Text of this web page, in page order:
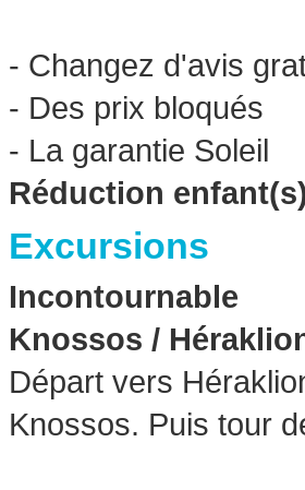
- Changez d'avis
- Des prix bloqués
- La garantie Soleil
Réduction
Excursions
Incontournable
Knossos /
Départ vers
Knossos. Puis tour